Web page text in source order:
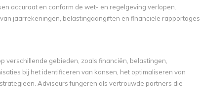
accuraat en conform de wet- en regelgeving verlopen.
jaarrekeningen, belastingaangiften en financiële rapportages.
verschillende gebieden, zoals financiën, belastingen,
bij het identificeren van kansen, het optimaliseren van
Adviseurs fungeren als vertrouwde partners die